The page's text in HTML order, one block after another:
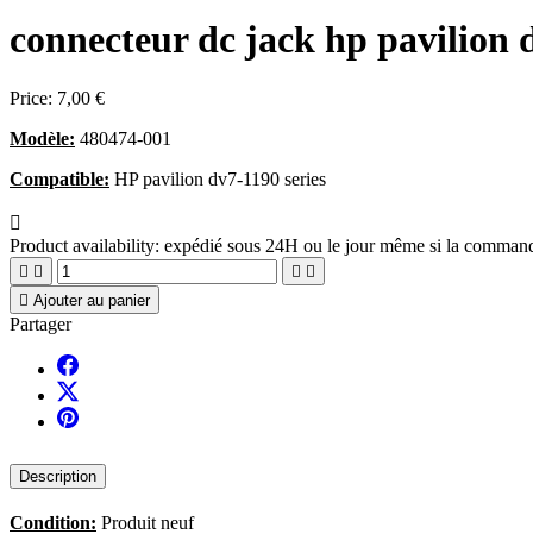
connecteur dc jack hp pavilion
Price: 7,00 €
Modèle: 480474-001
Compatible: HP pavilion dv7-1190 series

Product availability: expédié sous 24H ou le jour même si la
   
 Ajouter au panier
Partager
Description
Condition: Produit neuf